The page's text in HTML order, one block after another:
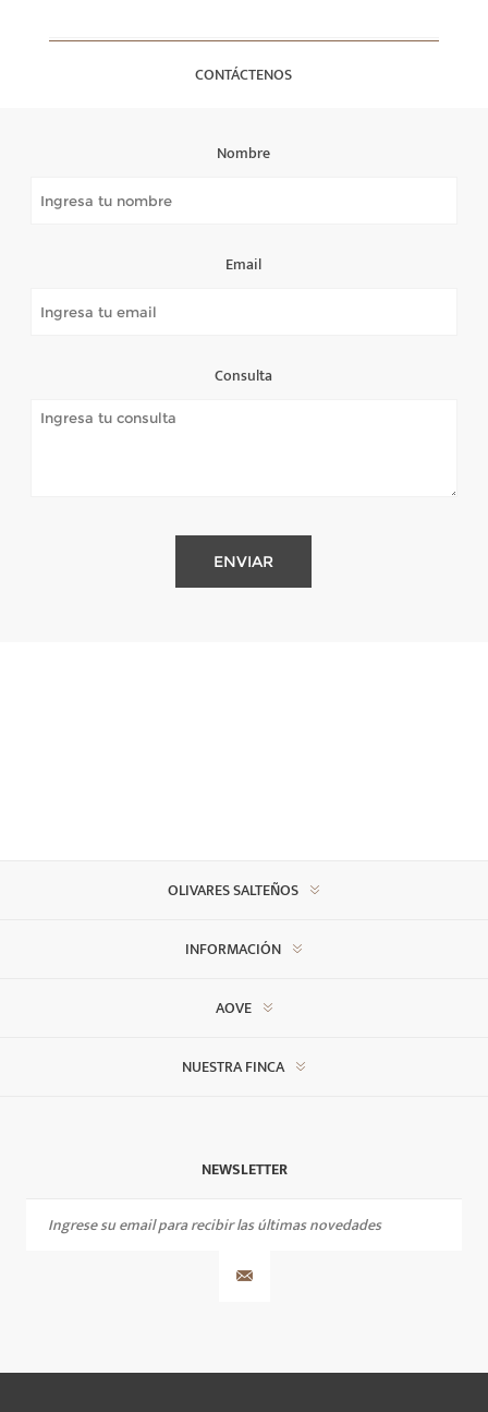
CONTÁCTENOS
Nombre
Email
Consulta
OLIVARES SALTEÑOS
INFORMACIÓN
AOVE
NUESTRA FINCA
NEWSLETTER